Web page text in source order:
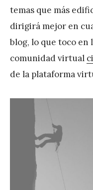
temas que más
dirigirá mejor en
blog, lo que toco en
comunidad virtual
de la plataforma